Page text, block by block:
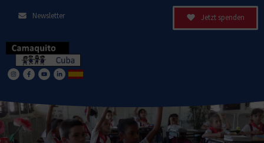
Newsletter Jetzt spenden